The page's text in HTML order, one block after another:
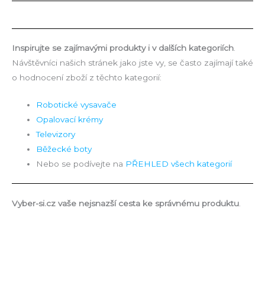
Inspirujte se zajímavými produkty i v dalších kategoriích
Návštěvníci našich stránek jako jste vy, se často zajímají také
o hodnocení zboží z těchto kategorií:
Robotické vysavače
Opalovací krémy
Televizory
Běžecké boty
Nebo se podívejte na PŘEHLED všech kategorií
Vyber-si.cz vaše nejsnazší cesta ke správnému produktu